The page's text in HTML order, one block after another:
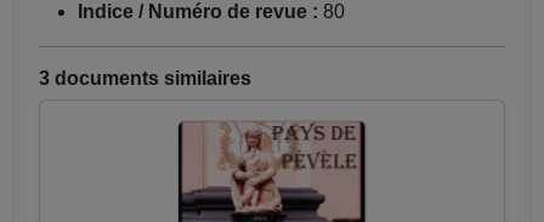
Indice / Numéro de revue : 80
3 documents similaires